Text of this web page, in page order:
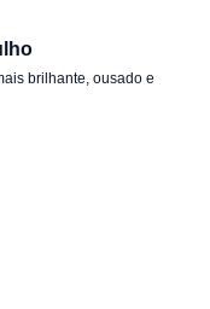
brilhante, ousado e